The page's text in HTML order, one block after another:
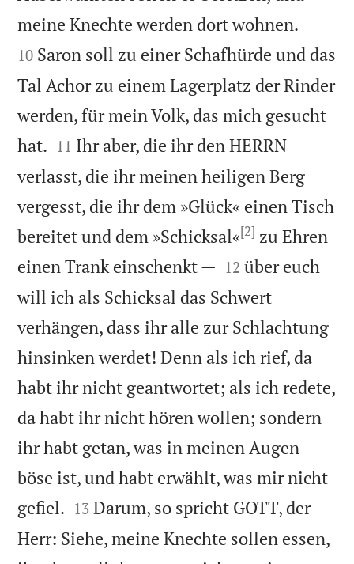
meine Knechte werden dort wohnen.
10 Saron soll zu einer Schafhürde und das
Tal Achor zu einem Lagerplatz der Rinder
werden, für mein Volk, das mich gesucht
hat. 

11 Ihr aber, die ihr den HERRN
verlasst, die ihr meinen heiligen Berg
vergesst, die ihr dem »Glück« einen Tisch
bereitet und dem »Schicksal«[2] zu Ehren
einen Trank einschenkt — 

12 über euch
will ich als Schicksal das Schwert
verhängen, dass ihr alle zur Schlachtung
hinsinken werdet! Denn als ich rief, da
habt ihr nicht geantwortet; als ich redete,
da habt ihr nicht hören wollen; sondern
ihr habt getan, was in meinen Augen
böse ist, und habt erwählt, was mir nicht
gefiel. 

13 Darum, so spricht GOTT, der
Herr: Siehe, meine Knechte sollen essen,